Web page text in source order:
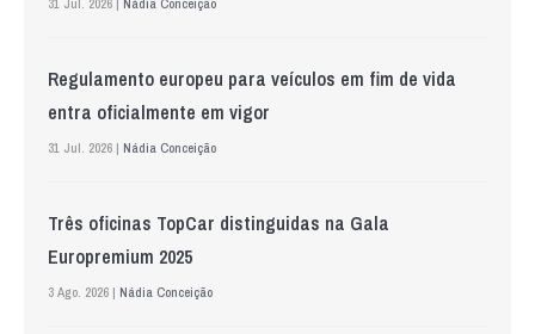
31 Jul. 2026 | Nádia Conceição
Regulamento europeu para veículos em fim de vida
entra oficialmente em vigor
31 Jul. 2026 | Nádia Conceição
Três oficinas TopCar distinguidas na Gala
Europremium 2025
3 Ago. 2026 | Nádia Conceição